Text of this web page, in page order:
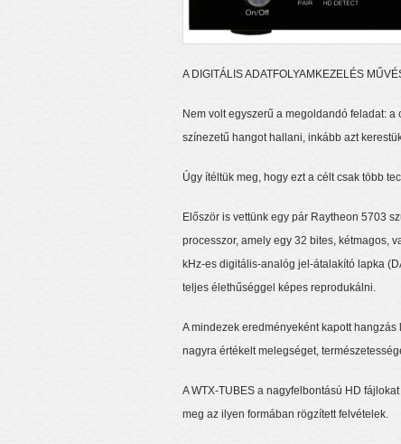
A DIGITÁLIS ADATFOLYAMKEZELÉS
Nem volt egyszerű a megoldandó feladat:
színezetű hangot hallani, inkább azt
Úgy ítéltük meg, hogy ezt a célt csak több
Először is vettünk egy pár Raytheon 5703
processzor, amely egy 32 bites, kétmagos,
kHz-es digitális-analóg jel-átalakító lapka
teljes élethűséggel képes reprodukálni.
A mindezek eredményeként kapott
nagyra értékelt melegséget,
A WTX-TUBES a nagyfelbontású HD
meg az ilyen formában rögzített felvételek.